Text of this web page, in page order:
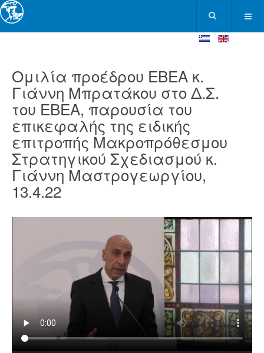
Ομιλία προέδρου ΕΒΕΑ κ.
Γιάννη Μπρατάκου στο Δ.Σ.
του ΕΒΕΑ, παρουσία του
επικεφαλής της ειδικής
επιτροπής Μακροπρόθεσμου
Στρατηγικού Σχεδιασμού κ.
Γιάννη Μαστρογεωργίου,
13.4.22